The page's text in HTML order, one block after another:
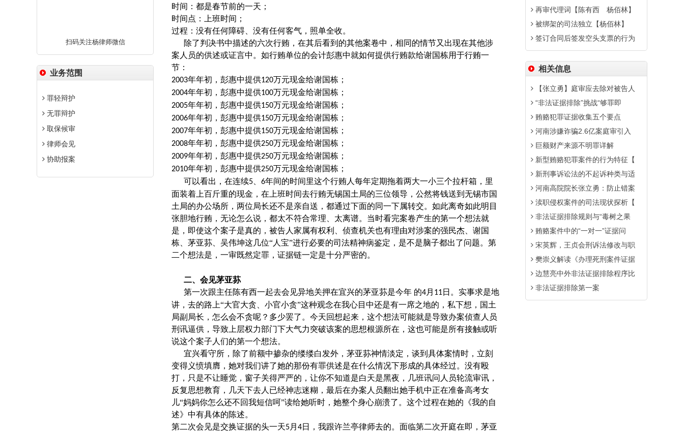
扫码关注杨律师微信
业务范围
罪轻辩护
无罪辩护
取保候审
律师会见
协助报案
时间：都是春节前的一天；
时间点：上班时间；
过程：没有任何障碍、没有任何客气，照单全收。
除了判决书中描述的六次行贿，在其后看到的其他案卷中，相同的情节又出现在其他涉
案人员的供述或证言中。如行贿单位的会计彭惠中就如何提供行贿款给谢国栋用于行贿一
节：
2003年年初，彭惠中提供120万元现金给谢国栋；
2004年年初，彭惠中提供100万元现金给谢国栋；
2005年年初，彭惠中提供150万元现金给谢国栋；
2006年年初，彭惠中提供150万元现金给谢国栋；
2007年年初，彭惠中提供150万元现金给谢国栋；
2008年年初，彭惠中提供250万元现金给谢国栋；
2009年年初，彭惠中提供250万元现金给谢国栋；
2010年年初，彭惠中提供250万元现金给谢国栋；
可以看出，在连续5 6年间的时间里这个行贿人每年定期拖着两大一小三个拉杆箱，里
面装着上百斤重的现金，在上班时间去行贿无锡国土局的三位领导，公然将钱送到无锡市国
土局的办公场所，两位局长还不是亲自送，都通过下面的同一下属转交。如此离奇如此明目
张胆地行贿，无论怎么说，都太不符合常理、太离谱。当时看完案卷产生的第一个想法就
是，即使这个案子是真的，被告人家属有权利、侦查机关也有理由对涉案的强民杰、谢国
栋、茅亚荪、吴伟坤这几位“人宝”进行必要的司法精神病鉴定，是不是脑子都出了问题。第
二个想法是，一审既然定罪，证据链一定是十分严密的。
二、会见茅亚荪
第一次跟主任陈有西一起去会见异地关押在宜兴的茅亚荪是今年 的4月 11日。实事求是地
讲，去的路上“大官大贪、小官小贪”这种观念在我心目中还是有一席之地的，私下想，国土
局副局长，怎么会不贪呢？多少罢了。今天回想起来，这个想法可能就是导致办案侦查人员
刑讯逼供，导致上层权力部门下大气力突破该案的思想根源所在，这也可能是所有接触或听
说这个案子人们的第一个想法。
宜兴看守所，除了前额中掺杂的缕缕白发外，茅亚荪神情淡定，谈到具体案情时，立刻
变得义愤填膺，她对我们讲了她的那份有罪供述是在什么情况下形成的具体经过。没有殴
打，只是不让睡觉，窗子关得严严的，让你不知道是白天是黑夜，几班讯问人员轮流审讯，
反复思想教育，几天下去人已经神志迷糊，最后在办案人员翻出她手机中正在准备高考女
儿“妈妈你怎么还不回我短信呵”读给她听时，她整个身心崩溃了。这个过程在她的《我的自
述》中有具体的陈述。
第二次会见是交换证据的头一天5月 4日，我跟许兰亭律师去的。面临第二次开庭在即，茅亚
再审代理词【陈有西 杨佰林】
被绑架的司法独立【杨佰林】
签订合同后签发空头支票的行为
相关信息
【张立勇】庭审应去除对被告人
“非法证据排除”挑战“够罪即
贿赂犯罪证据收集五个要点
河南涉嫌诈骗2.6亿案庭审引入
巨额财产来源不明罪详解
新型贿赂犯罪案件的行为特征【
新刑事诉讼法的不起诉种类与适
河南高院院长张立勇：防止错案
渎职侵权案件的司法现状探析【
非法证据排除规则与“毒树之果
贿赂案件中的“一对一”证据问
宋英辉，王贞会刑诉法修改与职
樊崇义解读《办理死刑案件证据
边慧亮中外非法证据排除程序比
非法证据排除第一案